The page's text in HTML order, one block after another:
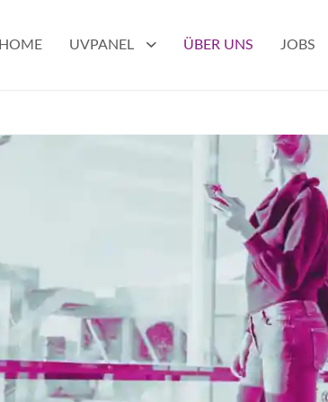
HOME UVPANEL ÜBER UNS JOBS